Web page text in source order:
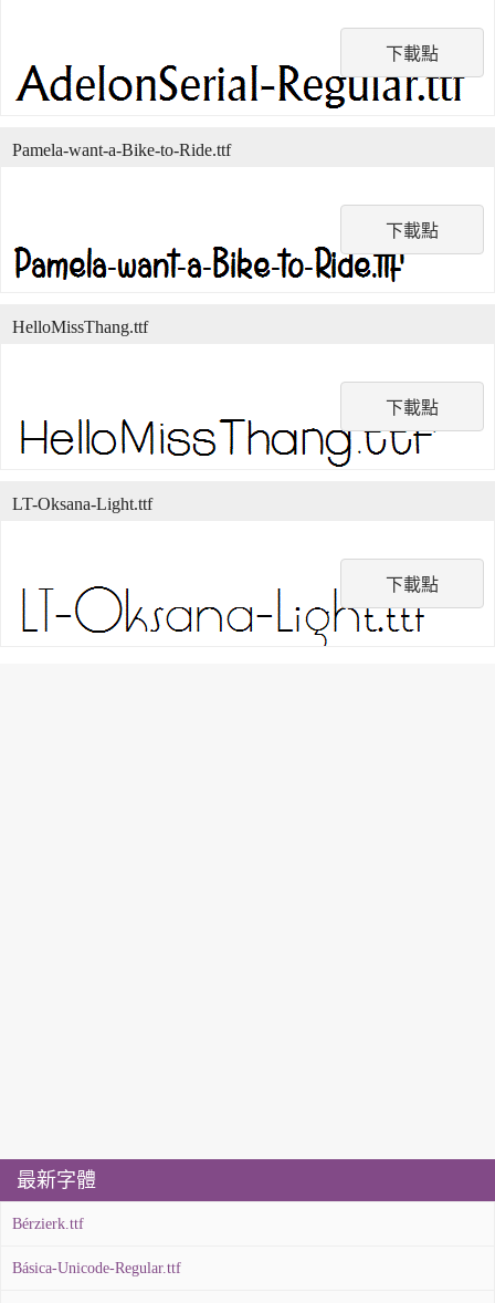
下載點
下載點
Pamela-want-a-Bike-to-Ride.ttf
下載點
HelloMissThang.ttf
下載點
LT-Oksana-Light.ttf
最新字體
Bérzierk.ttf
Básica-Unicode-Regular.ttf